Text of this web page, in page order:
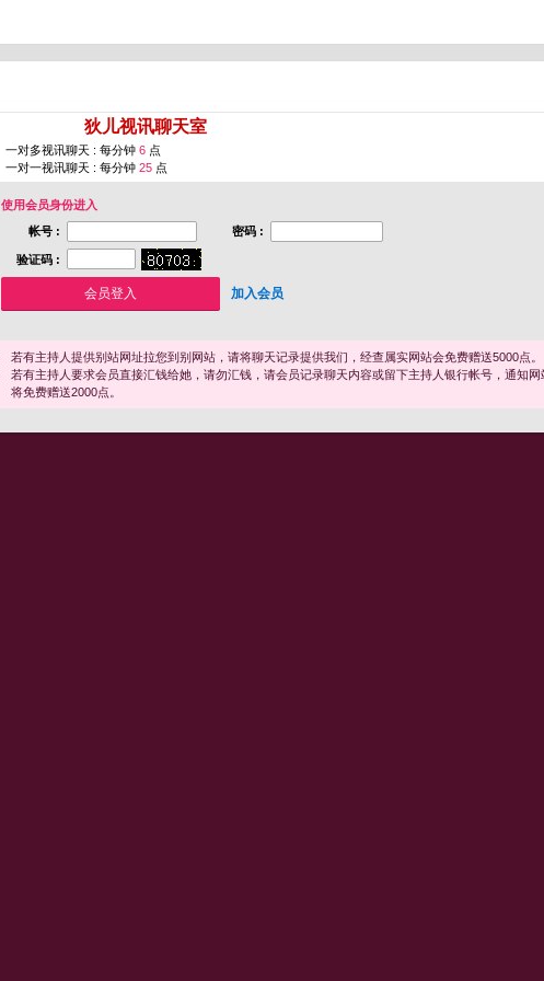
狄儿视讯聊天室
一对多视讯聊天 : 每分钟 6 点
一对一视讯聊天 : 每分钟 25 点
使用会员身份进入
帐号 :
密码 :
验证码 :
加入会员
若有主持人提供别站网址拉您到别网站，请将聊天记录提供我们，经查属实网站会免费赠送5000点。
若有主持人要求会员直接汇钱给她，请勿汇钱，请会员记录聊天内容或留下主持人银行帐号，通知
将免费赠送2000点。